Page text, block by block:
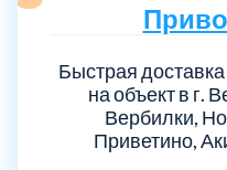
Быстрая
на объект в г.
Вербилки,
Приветино,
Волоколамский